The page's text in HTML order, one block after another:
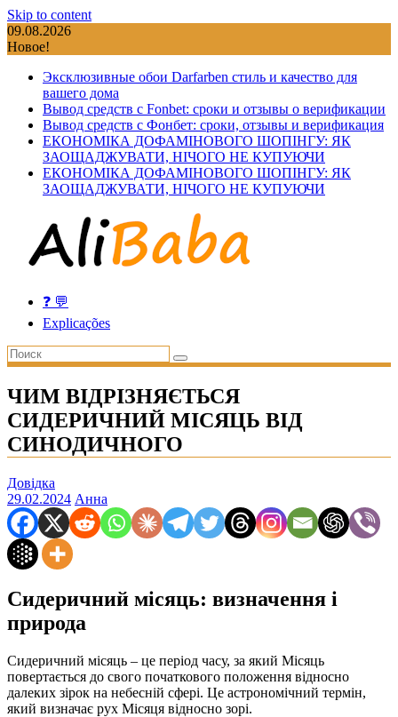
Skip to content
09.08.2026
Новое!
Эксклюзивные обои Darfarben стиль и качество для
вашего дома
Вывод средств с Fonbet: сроки и отзывы о верификации
Вывод средств с Фонбет: сроки, отзывы и верификация
ЕКОНОМІКА ДОФАМІНОВОГО ШОПІНГУ: ЯК
ЗАОЩАДЖУВАТИ, НІЧОГО НЕ КУПУЮЧИ
ЕКОНОМІКА ДОФАМІНОВОГО ШОПІНГУ: ЯК
ЗАОЩАДЖУВАТИ, НІЧОГО НЕ КУПУЮЧИ
❓ 💬
Explicações
ЧИМ ВІДРІЗНЯЄТЬСЯ
СИДЕРИЧНИЙ МІСЯЦЬ ВІД
СИНОДИЧНОГО
Довідка
29.02.2024 Анна
Сидеричний місяць: визначення і
природа
Сидеричний місяць – це період часу, за який Місяць
повертається до свого початкового положення відносно
далеких зірок на небесній сфері. Це астрономічний термін,
який визначає рух Місяця відносно зорі.